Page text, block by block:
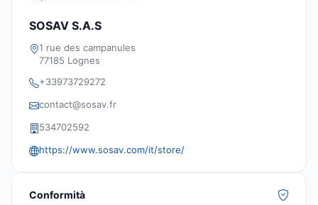
SOSAV S.A.S
1 rue des campanules
77185 Lognes
+33973729272
contact@sosav.fr
534702592
https://www.sosav.com/it/store/
Conformità